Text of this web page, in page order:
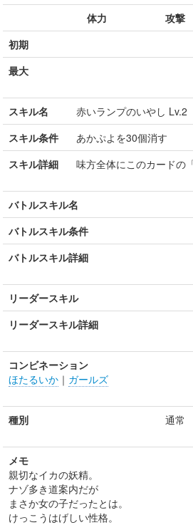
体力 攻撃
初期
最大
スキル名
赤いランプのいやし Lv.2
スキル条件
あかぷよを30個消す
スキル詳細
味方全体にこのカードの
バトルスキル名
バトルスキル条件
バトルスキル詳細
リーダースキル
リーダースキル詳細
コンビネーション
ほたるいか ｜ ガールズ
種別 通常
メモ
親切なイカの妖精。
ナゾ多き道案内だが
まさか女の子だったとは。
けっこうはげしい性格。